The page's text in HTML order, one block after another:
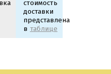
стоимость
доставки
представлена
в таблице